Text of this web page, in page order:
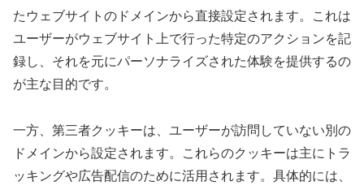
たウェブサイトのドメインから直接設定されます。これは
ユーザーがウェブサイト上で行った特定のアクションを記
録し、それを元にパーソナライズされた体験を提供するの
が主な目的です。
一方、第三者クッキーは、ユーザーが訪問していない別の
ドメインから設定されます。これらのクッキーは主にトラ
ッキングや広告配信のために活用されます。具体的には、